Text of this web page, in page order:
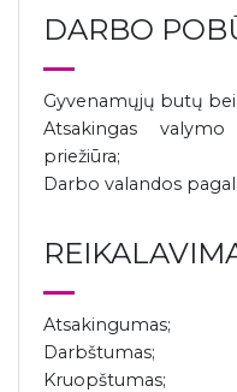
DARBO
Gyvenamųjų butų
Atsakingas
priežiūra;
Darbo valandos
Atsakingumas;
Darbštumas;
Kruopštumas;